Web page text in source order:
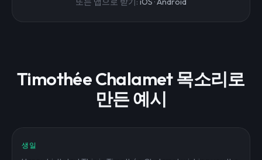
Timothée Chalamet 목소리로
만든 예시
생일